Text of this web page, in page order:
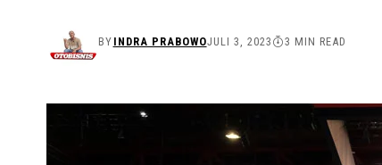
BY INDRA PRABOWOJULI 3, 2023 3 MIN READ